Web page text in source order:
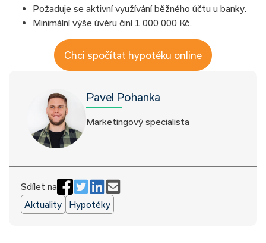
Požaduje se aktivní využívání běžného účtu u banky.
Minimální výše úvěru činí 1 000 000 Kč.
Chci spočítat hypotéku online
Pavel Pohanka
Marketingový specialista
Sdílet na
Aktuality
Hypotéky